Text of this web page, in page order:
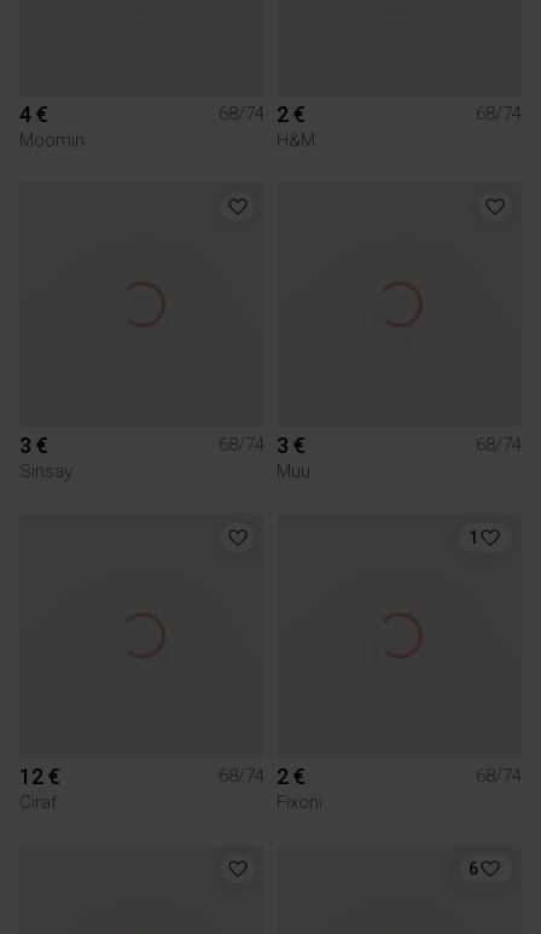
4 €
68/74
Moomin
2 €
68/74
H&M
3 €
68/74
Sinsay
3 €
68/74
Muu
12 €
68/74
Ciraf
1
2 €
68/74
Fixoni
6